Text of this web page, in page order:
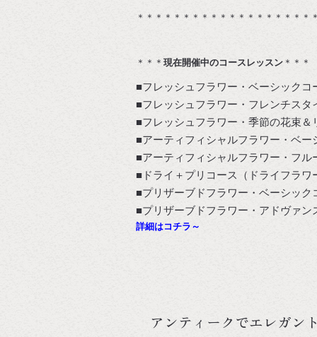
＊＊＊＊＊＊＊＊＊＊＊＊＊＊＊＊＊＊＊
＊＊＊ 現在開催中のコースレッスン ＊＊＊
■フレッシュフラワー・ベーシックコ
■フレッシュフラワー・フレンチスタ
■フレッシュフラワー・季節の花束＆
■アーティフィシャルフラワー・ベー
■アーティフィシャルフラワー・フル
■ドライ＋プリコース（ドライフラ
■プリザーブドフラワー・ベーシック
■プリザーブドフラワー・アドヴァン
詳細はコチラ～
アンティークでエレガン